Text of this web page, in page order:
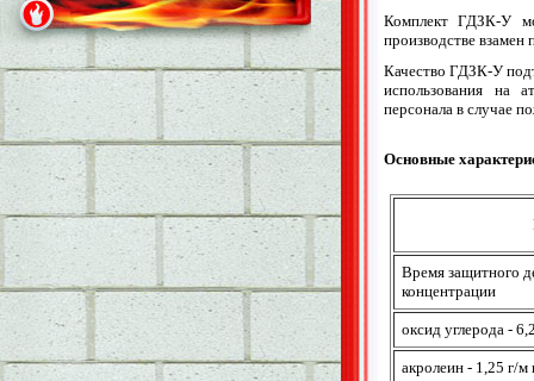
Комплект ГДЗК-У
производстве
Качество ГДЗК-У
использования на
персонала в случае
Основные
Время защитного
концентрации
оксид углерода -
акролеин - 1,25 г/